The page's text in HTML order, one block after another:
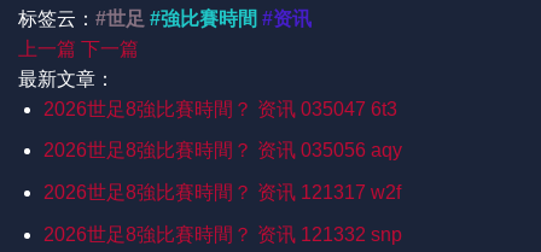
标签云： #世足 #強比賽時間 #资讯
上一篇 下一篇
最新文章：
2026世足8強比賽時間？ 资讯 035047 6t3
2026世足8強比賽時間？ 资讯 035056 aqy
2026世足8強比賽時間？ 资讯 121317 w2f
2026世足8強比賽時間？ 资讯 121332 snp